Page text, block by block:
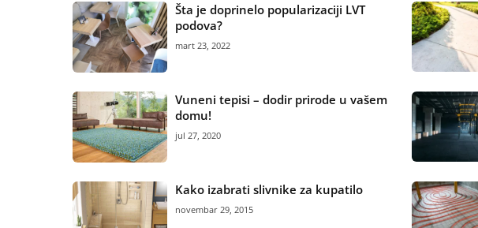
Šta je doprinelo popularizaciji LVT
podova?
mart 23, 2022
Vuneni tepisi – dodir prirode u vašem
domu!
jul 27, 2020
Kako izabrati slivnike za kupatilo
novembar 29, 2015